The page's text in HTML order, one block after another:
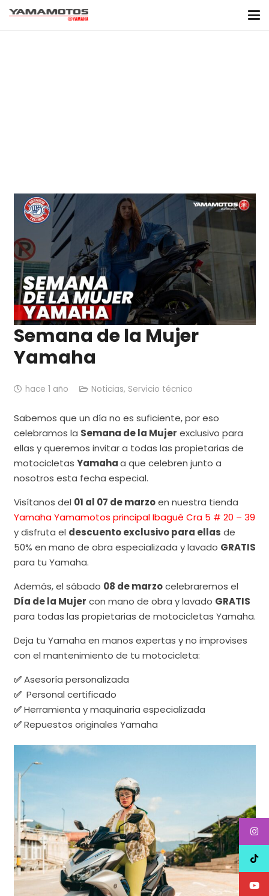
Semana de la Mujer
Yamaha
hace 1 año Noticias, Servicio técnico
Sabemos que un día no es suficiente, por eso
celebramos la Semana de la Mujer exclusivo para
ellas y queremos invitar a todas las propietarias de
motocicletas Yamahaa que celebren junto a
nosotros esta fecha especial.
Visítanos del 01 al 07 de marzoen nuestra tienda
Yamaha Yamamotos principal Ibagué Cra 5 # 20 – 39
y disfruta el descuento exclusivo para ellas de
50% en mano de obra especializada y lavado GRATIS
para tu Yamaha.
Además, el sábado 08 de marzocelebraremos el
Día de la Mujer con mano de obra y lavado GRATIS
para todas las propietarias de motocicletas Yamaha.
Deja tu Yamaha en manos expertas y no improvises
con el mantenimiento de tu motocicleta:
✅Asesoría personalizada
✅Personal certificado
✅Herramienta y maquinaria especializada
✅Repuestos originales Yamaha